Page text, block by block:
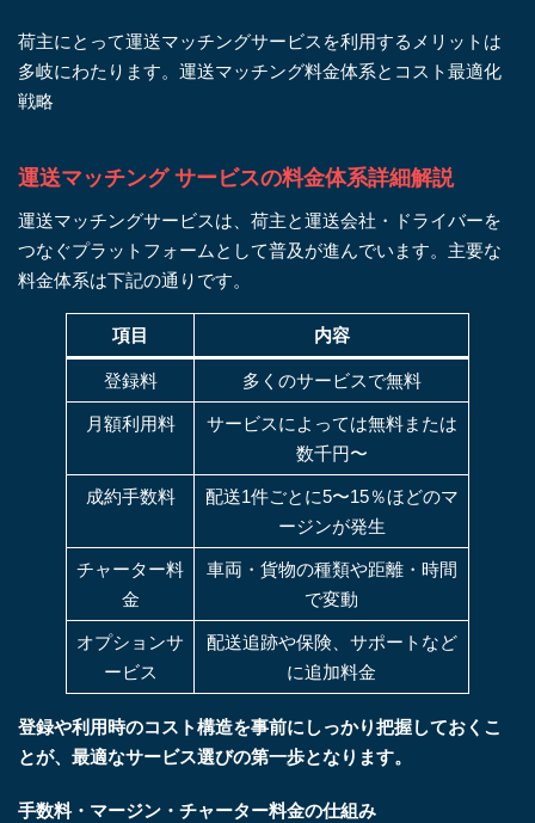
荷主にとって運送マッチングサービスを利用するメリットは
多岐にわたります。運送マッチング料金体系とコスト最適化
戦略
運送マッチング サービスの料金体系詳細解説
運送マッチングサービスは、荷主と運送会社・ドライバーを
つなぐプラットフォームとして普及が進んでいます。主要な
料金体系は下記の通りです。
項目 内容
登録料 多くのサービスで無料
月額利用料
サービスによっては無料または
数千円〜
成約手数料
配送1件ごとに5〜15％ほどのマ
ージンが発生
チャーター料
金
車両・貨物の種類や距離・時間
で変動
オプションサ
ービス
配送追跡や保険、サポートなど
に追加料金
登録や利用時のコスト構造を事前にしっかり把握しておくこ
とが、最適なサービス選びの第一歩となります。
手数料・マージン・チャーター料金の仕組み